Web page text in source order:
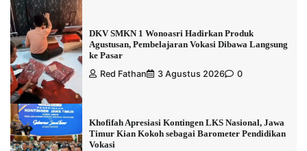
DKV SMKN 1 Wonoasri Hadirkan Produk
Agustusan, Pembelajaran Vokasi Dibawa Langsung
ke Pasar
Red Fathan
3 Agustus 2026 0
Khofifah Apresiasi Kontingen LKS Nasional, Jawa
Timur Kian Kokoh sebagai Barometer Pendidikan
Vokasi